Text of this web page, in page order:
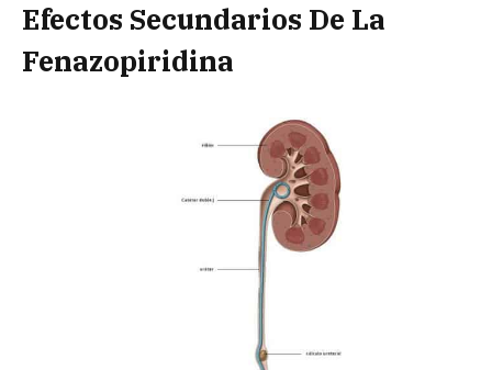
Efectos Secundarios De La
Fenazopiridina